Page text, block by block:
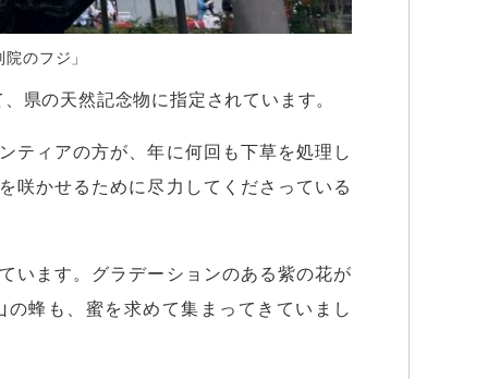
のフジ」
県の天然記念物に指定されています。
ティアの方が、年に何回も下草を処理し
咲かせるために尽力してくださっている
います。グラデーションのある紫の花が
蜂も、蜜を求めて集まってきていまし